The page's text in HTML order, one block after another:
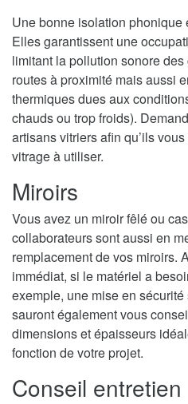
Une bonne isolation phonique
Elles garantissent une
limitant la pollution sonore
routes à proximité mais aussi
thermiques dues aux
chauds ou trop froids).
artisans vitriers afin qu’ils
vitrage à utiliser.
Miroirs
Vous avez un miroir fêlé ou
collaborateurs sont aussi en
remplacement de vos miroirs.
immédiat, si le matériel a
exemple, une mise en
sauront également vous
dimensions et épaisseurs
fonction de votre projet.
Conseil entretien